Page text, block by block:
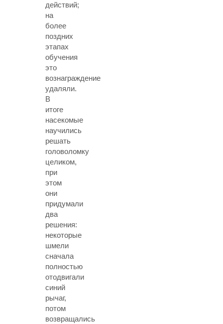
действий;
на
более
поздних
этапах
обучения
это
вознаграждение
удаляли.
В
итоге
насекомые
научились
решать
головоломку
целиком,
при
этом
они
придумали
два
решения:
некоторые
шмели
сначала
полностью
отодвигали
синий
рычаг,
потом
возвращались